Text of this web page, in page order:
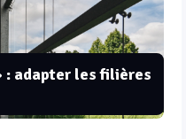
: adapter les filières